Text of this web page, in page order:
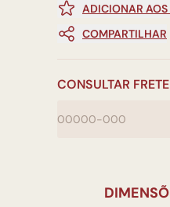
ADICIONAR AOS
COMPARTILHAR
CONSULTAR FRETE